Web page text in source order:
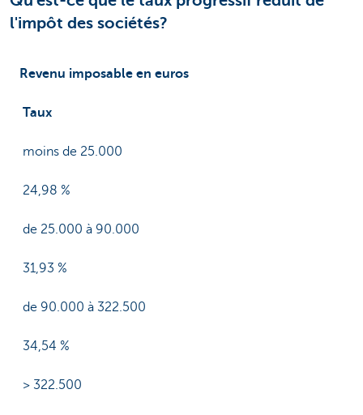
l'impôt des sociétés?
Revenu imposable en euros
Taux
moins de 25.000
24,98 %
de 25.000 à 90.000
31,93 %
de 90.000 à 322.500
34,54 %
> 322.500